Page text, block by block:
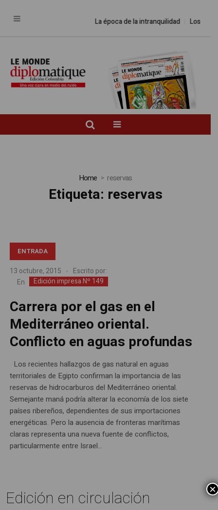
La época de la intranquilidad Los
Home reservas
Etiqueta: reservas
ENTRADA
13 octubre, 2015
Escrito por:
En
Edición impresa Nº 149
Carrera por el gas en el
Mediterráneo oriental.
Conflicto en aguas profundas
Los recientes hallazgos de gas natural en aguas
territoriales de Egipto confirman la importancia de las
reservas de hidrocarburos del Mediterráneo oriental.
Semejante maná podría alterar la economía de los siete
países ribereños, dependientes de sus importaciones
energéticas. Pero la ausencia de fronteras marítimas
claras representa una nueva fuente de conflictos,
particularmente entre Israel...
Edición en circulación ×